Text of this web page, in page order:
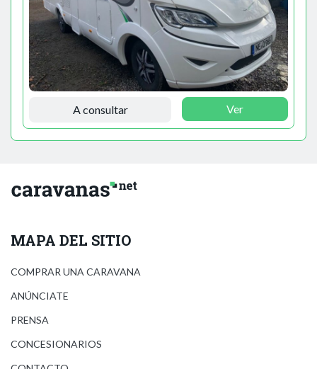
A consultar Ver
MAPA DEL SITIO
COMPRAR UNA CARAVANA
ANÚNCIATE
PRENSA
CONCESIONARIOS